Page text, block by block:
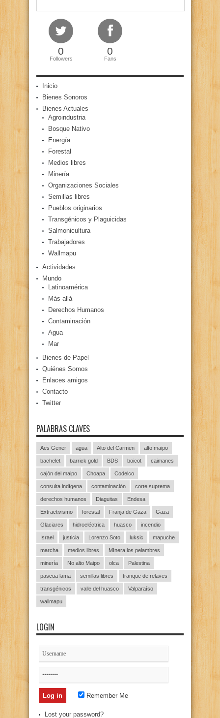
0
Followers
0
Fans
Inicio
Bienes Sonoros
Bienes Actuales
Agroindustria
Bosque Nativo
Energía
Forestal
Medios libres
Minería
Organizaciones Sociales
Semillas libres
Pueblos originarios
Transgénicos y Plaguicidas
Salmonicultura
Trabajadores
Wallmapu
Actividades
Mundo
Latinoamérica
Más allá
Derechos Humanos
Contaminación
Agua
Mar
Bienes de Papel
Quiénes Somos
Enlaces amigos
Contacto
Twitter
PALABRAS CLAVES
Aes Gener agua Alto del Carmen alto maipo
bachelet barrick gold BDS boicot caimanes
cajón del maipo Choapa Codelco
consulta indígena contaminación corte suprema
derechos humanos Diaguitas Endesa
Extractivismo forestal Franja de Gaza Gaza
Glaciares hidroeléctrica huasco incendio
Israel justicia Lorenzo Soto luksic mapuche
marcha medios libres MInera los pelambres
minería No alto Maipo olca Palestina
pascua lama semillas libres tranque de relaves
transgénicos valle del huasco Valparaíso
wallmapu
LOGIN
Remember Me
Lost your password?